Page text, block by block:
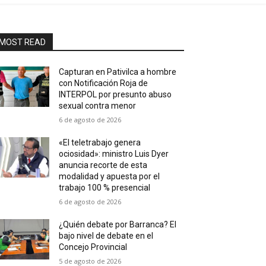
READ
Capturan en Pativilca a hombre
con Notificación Roja de
INTERPOL por presunto abuso
sexual contra menor
6 de agosto de 2026
«El teletrabajo genera
ociosidad»: ministro Luis Dyer
anuncia recorte de esta
modalidad y apuesta por el
trabajo 100 % presencial
6 de agosto de 2026
¿Quién debate por Barranca? El
bajo nivel de debate en el
Concejo Provincial
5 de agosto de 2026